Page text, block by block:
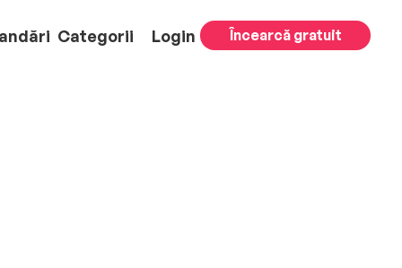
Categorii Login Încearcă gratuit